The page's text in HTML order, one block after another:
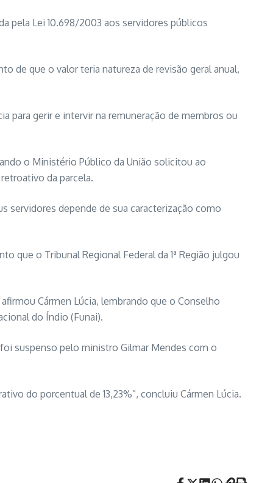
pela Lei 10.698/2003 aos servidores públicos
de que o valor teria natureza de revisão geral anual,
para gerir e intervir na remuneração de membros ou
o Ministério Público da União solicitou ao
da parcela.
servidores depende de sua caracterização como
que o Tribunal Regional Federal da 1ª Região julgou
Cármen Lúcia, lembrando que o Conselho
do Índio (Funai).
suspenso pelo ministro Gilmar Mendes com o
do porcentual de 13,23%”, concluiu Cármen Lúcia.